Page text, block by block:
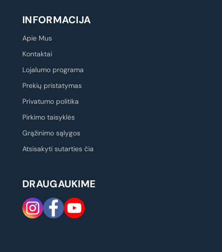
INFORMACIJA
Apie Mus
Kontaktai
Lojalumo programa
Prekių pristatymas
Privatumo politika
Pirkimo taisyklės
Grąžinimo sąlygos
Atsisakyti sutarties čia
DRAUGAUKIME